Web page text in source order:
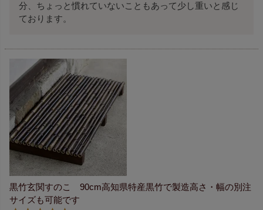
分、ちょっと慣れていないこともあって少し重いと感じ
ております。
黒竹玄関すのこ 90cm高知県特産黒竹で製造高さ・幅の別注
サイズも可能です